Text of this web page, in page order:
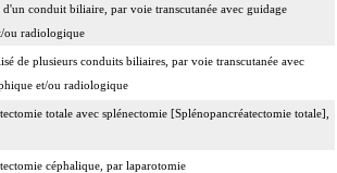
d'un conduit biliaire, par voie transcutanée avec guidage
ou radiologique
de plusieurs conduits biliaires, par voie transcutanée avec
et/ou radiologique
totale avec splénectomie [Splénopancréatectomie totale],
céphalique, par laparotomie